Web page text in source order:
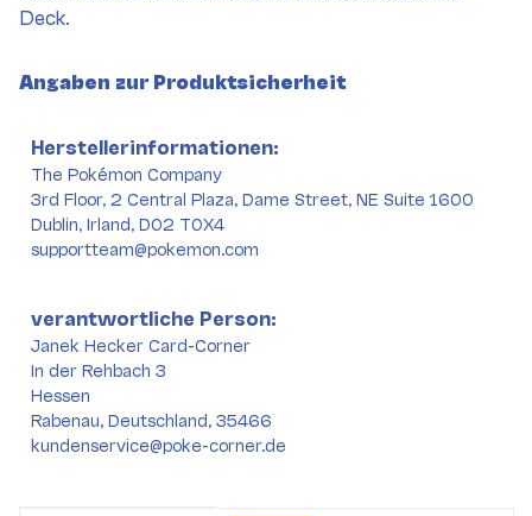
Deck.
Angaben zur Produktsicherheit
Herstellerinformationen:
The Pokémon Company
3rd Floor, 2 Central Plaza, Dame Street, NE Suite 1600
Dublin, Irland, D02 T0X4
supportteam@pokemon.com
verantwortliche Person:
Janek Hecker Card-Corner
In der Rehbach 3
Hessen
Rabenau, Deutschland, 35466
kundenservice@poke-corner.de